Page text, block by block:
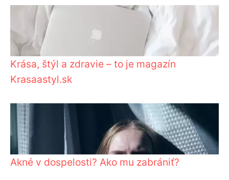
Krása, štýl a zdravie – to je magazín
Krasaastyl.sk
Akné v dospelosti? Ako mu zabrániť?